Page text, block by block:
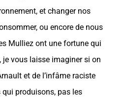
et changer nos
ou encore de nous
Mulliez ont une fortune qui
vous laisse imaginer si on
et de l’infâme raciste
qui produisons, pas les